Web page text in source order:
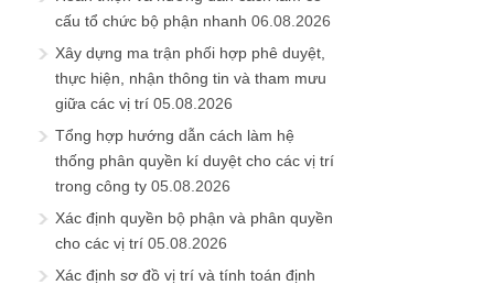
cấu tổ chức bộ phận nhanh 06.08.2026
Xây dựng ma trận phối hợp phê duyệt,
thực hiện, nhận thông tin và tham mưu
giữa các vị trí 05.08.2026
Tổng hợp hướng dẫn cách làm hệ
thống phân quyền kí duyệt cho các vị trí
trong công ty 05.08.2026
Xác định quyền bộ phận và phân quyền
cho các vị trí 05.08.2026
Xác định sơ đồ vị trí và tính toán định